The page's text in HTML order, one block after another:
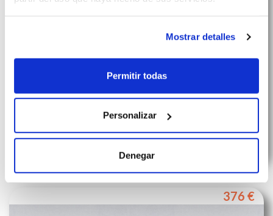
Mostrar detalles
Permitir todas
Personalizar
Denegar
VOLKSWAGEN T-ROC Advance 2.0 TDI 85kW (115CV)
376 €